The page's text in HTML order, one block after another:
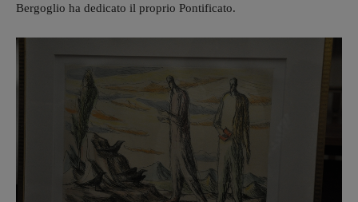
Bergoglio ha dedicato il proprio Pontificato.